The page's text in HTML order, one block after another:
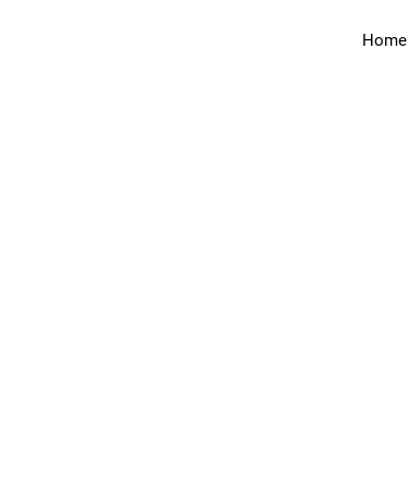
Home